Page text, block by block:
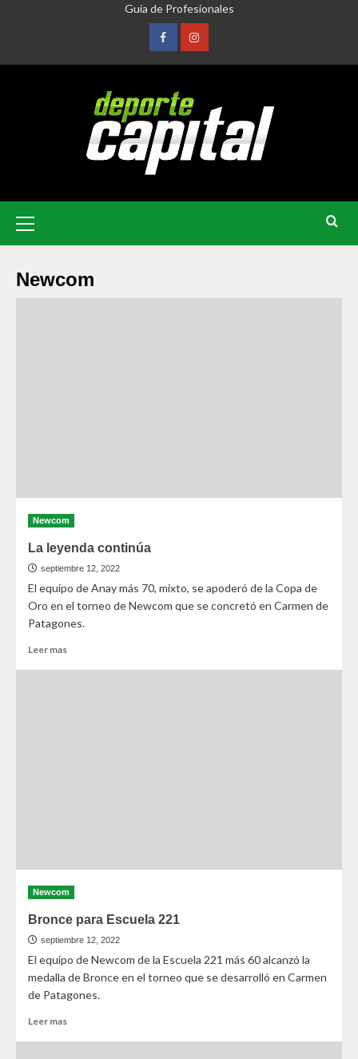
Guía de Profesionales
Newcom
Newcom
La leyenda continúa
septiembre 12, 2022
El equipo de Anay más 70, mixto, se apoderó de la Copa de
Oro en el torneo de Newcom que se concretó en Carmen de
Patagones.
Leer mas
Newcom
Bronce para Escuela 221
septiembre 12, 2022
El equipo de Newcom de la Escuela 221 más 60 alcanzó la
medalla de Bronce en el torneo que se desarrolló en Carmen
de Patagones.
Leer mas